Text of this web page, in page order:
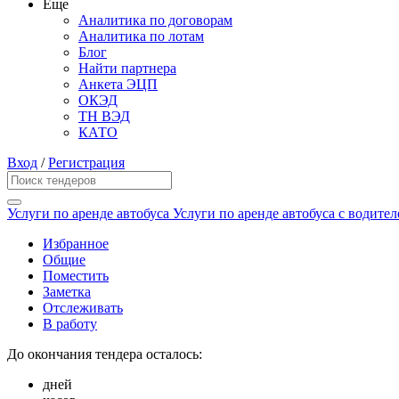
Еще
Аналитика по договорам
Аналитика по лотам
Блог
Найти партнера
Анкета ЭЦП
ОКЭД
ТН ВЭД
КАТО
Вход /Регистрация
Услуги по аренде автобуса Услуги по аренде автобуса с
Избранное
Общие
Поместить
Заметка
Отслеживать
В работу
До окончания тендера осталось:
дней